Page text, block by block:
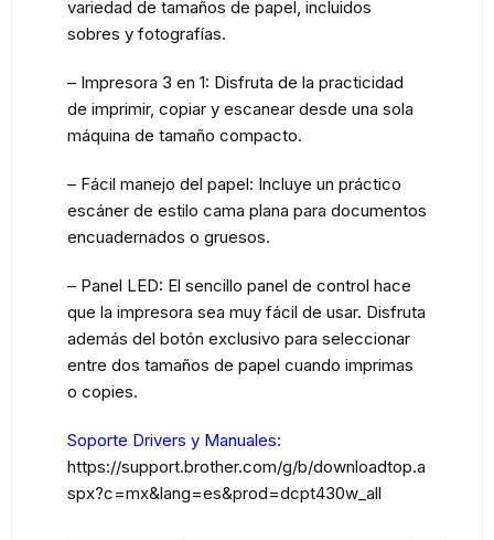
variedad de tamaños de papel, incluidos
sobres y fotografías.
– Impresora 3 en 1: Disfruta de la practicidad
de imprimir, copiar y escanear desde una sola
máquina de tamaño compacto.
– Fácil manejo del papel: Incluye un práctico
escáner de estilo cama plana para documentos
encuadernados o gruesos.
– Panel LED: El sencillo panel de control hace
que la impresora sea muy fácil de usar. Disfruta
además del botón exclusivo para seleccionar
entre dos tamaños de papel cuando imprimas
o copies.
Soporte Drivers y Manuales:
https://support.brother.com/g/b/downloadtop.a
spx?c=mx&lang=es&prod=dcpt430w_all